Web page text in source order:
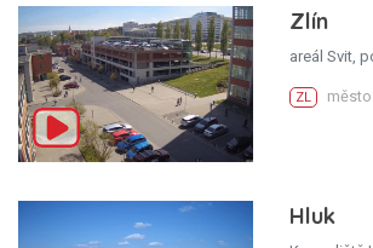
Zlín
areál Svit,
ZL
Hluk